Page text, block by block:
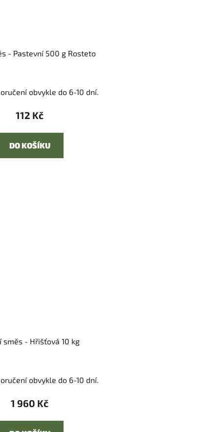
- Pastevní 500 g Rosteto
obvykle do 6-10 dní.
112 Kč
DO KOŠÍKU
směs - Hřišťová 10 kg
obvykle do 6-10 dní.
1 960 Kč